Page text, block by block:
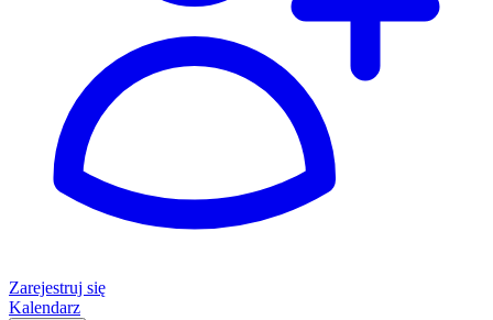
Zarejestruj się
Kalendarz